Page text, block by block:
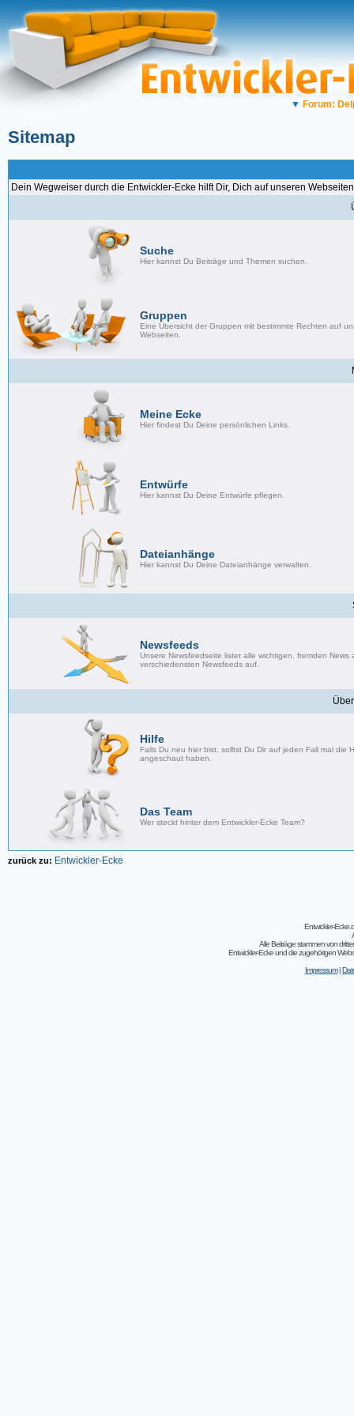
▼ Forum:
Sitemap
Dein Wegweiser durch die Entwickler-Ecke hilft Dir, Dich auf unseren
Suche
Hier kannst Du Beiträge und Themen suchen.
Gruppen
Eine Übersicht der Gruppen mit bestimmte Rechten auf
Webseiten.
Meine Ecke
Hier findest Du Deine persönlichen Links.
Entwürfe
Hier kannst Du Deine Entwürfe pflegen.
Dateianhänge
Hier kannst Du Deine Dateianhänge verwalten.
Newsfeeds
Unsere Newsfeedseite listet alle wichtigen, fremden News
verschiedensten Newsfeeds auf.
Hilfe
Falls Du neu hier bist, solltst Du Dir auf jeden Fall mal die
angeschaut haben.
Das Team
Wer steckt hinter dem Entwickler-Ecke Team?
zurück zu: Entwickler-Ecke
Entwickler-
Alle Beiträge stammen von
Entwickler-Ecke und die zugehörigen
Impressum|